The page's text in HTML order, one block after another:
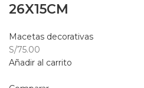
26X15CM
Macetas decorativas
S/75.00
Añadir al carrito